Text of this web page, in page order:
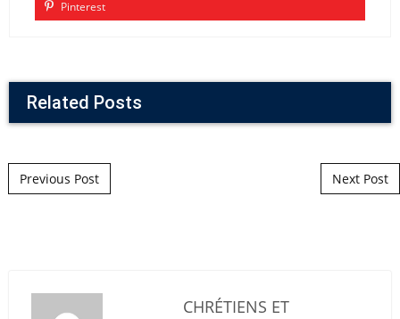
Pinterest
Related Posts
Post navigation
Previous Post Next Post
CHRÉTIENS ET